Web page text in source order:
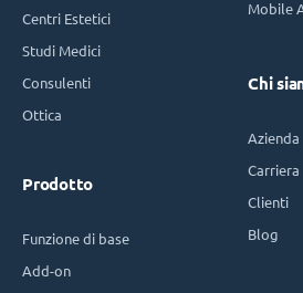
Centri Estetici
Studi Medici
Consulenti
Ottica
Prodotto
Funzione di base
Add-on
Mobile
Chi
Azienda
Carriera
Clienti
Blog